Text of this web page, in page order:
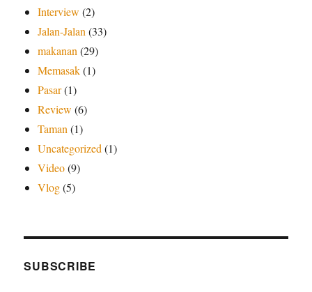
Interview (2)
Jalan-Jalan (33)
makanan (29)
Memasak(1)
Pasar(1)
Review (6)
Taman (1)
Uncategorized (1)
Video(9)
Vlog(5)
SUBSCRIBE